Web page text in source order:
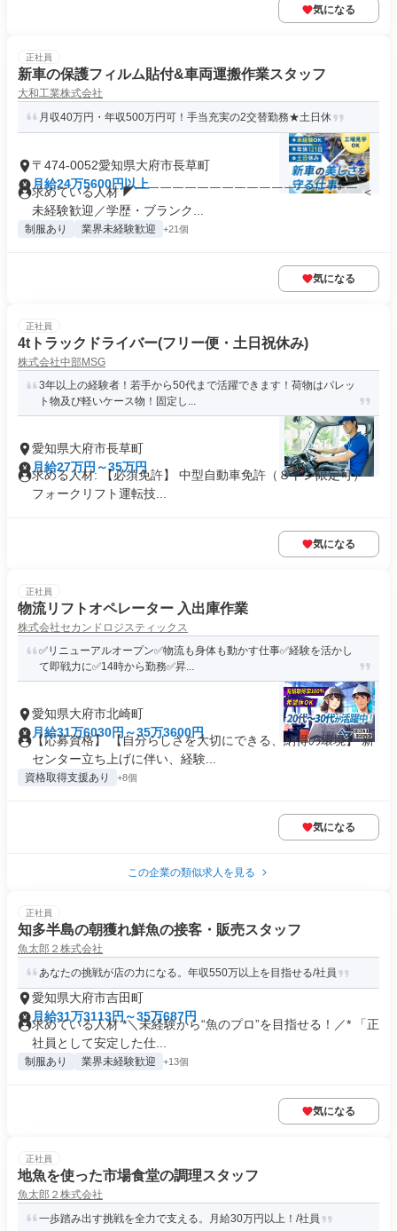
気になる
正社員
新車の保護フィルム貼付&車両運搬作業スタッフ
大和工業株式会社
月収40万円・年収500万円可！手当充実の2交替勤務★土日休
〒474-0052愛知県大府市長草町
月給24万5600円以上
求めている人材 ◤￣￣￣￣￣￣￣￣￣￣￣￣￣￣￣￣￣￣ ＜
未経験歓迎／学歴・ブランク...
制服あり 業界未経験歓迎 +21個
気になる
正社員
4tトラックドライバー(フリー便・土日祝休み)
株式会社中部MSG
3年以上の経験者！若手から50代まで活躍できます！荷物はパレッ
ト物及び軽いケース物！固定し...
愛知県大府市長草町
月給27万円～35万円
求める人材: 【必須免許】 中型自動車免許（８トン限定可）
フォークリフト運転技...
気になる
正社員
物流リフトオペレーター 入出庫作業
株式会社セカンドロジスティックス
✅リニューアルオープン✅物流も身体も動かす仕事✅経験を活かし
て即戦力に✅14時から勤務✅昇...
愛知県大府市北崎町
月給31万6030円～35万3600円
【応募資格】 【自分らしさを大切にできる、納得の環境】 新
センター立ち上げに伴い、経験...
資格取得支援あり +8個
気になる
この企業の類似求人を見る
正社員
知多半島の朝獲れ鮮魚の接客・販売スタッフ
魚太郎２株式会社
あなたの挑戦が店の力になる。年収550万以上を目指せる/社員
愛知県大府市吉田町
月給31万3113円～35万687円
求めている人材 *＼未経験から“魚のプロ”を目指せる！／* 「正
社員として安定した仕...
制服あり 業界未経験歓迎 +13個
気になる
正社員
地魚を使った市場食堂の調理スタッフ
魚太郎２株式会社
一歩踏み出す挑戦を全力で支える。月給30万円以上！/社員